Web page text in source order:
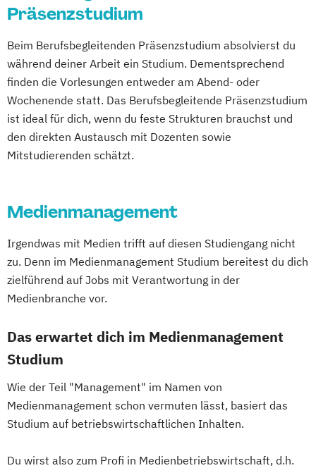
Social Media Marketing und Content
Visual and Media Anthropology (EN)
Wirtschaftspsychologie (DE/EN)
Präsenzstudium
Beim Berufsbegleitenden Präsenzstudium absolvierst du
während deiner Arbeit ein Studium. Dementsprechend
finden die Vorlesungen entweder am Abend- oder
Wochenende statt. Das Berufsbegleitende Präsenzstudium
ist ideal für dich, wenn du feste Strukturen brauchst und
den direkten Austausch mit Dozenten sowie
Mitstudierenden schätzt.
Medienmanagement
Irgendwas mit Medien trifft auf diesen Studiengang nicht
zu. Denn im Medienmanagement Studium bereitest du dich
zielführend auf Jobs mit Verantwortung in der
Medienbranche vor.
Das erwartet dich im Medienmanagement
Studium
Wie der Teil "Management" im Namen von
Medienmanagement schon vermuten lässt, basiert das
Studium auf betriebswirtschaftlichen Inhalten.
Du wirst also zum Profi in Medienbetriebswirtschaft, d.h.